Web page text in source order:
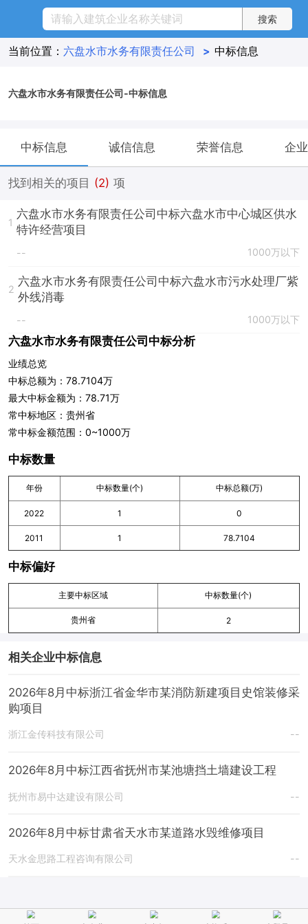
当前位置： 六盘水市水务有限责任公司 > 中标信息
六盘水市水务有限责任公司-中标信息
中标信息 诚信信息 荣誉信息 企
找到相关的项目 (2) 项
1
六盘水市水务有限责任公司中标六盘水市中心城区供水
特许经营项目
-- 1000万以下
2
六盘水市水务有限责任公司中标六盘水市污水处理厂紫
外线消毒
-- 1000万以下
六盘水市水务有限责任公司中标分析
业绩总览
中标总额为：78.7104万
最大中标金额为：78.71万
常中标地区：贵州省
常中标金额范围：0~1000万
中标数量
年份 中标数量(个) 中标总额(万)
2022 1 0
2011 1 78.7104
中标偏好
主要中标区域 中标数量(个)
贵州省 2
相关企业中标信息
2026年8月中标浙江省金华市某消防新建项目史馆装修采
购项目
浙江金传科技有限公司 --
2026年8月中标江西省抚州市某池塘挡土墙建设工程
抚州市易中达建设有限公司 --
2026年8月中标甘肃省天水市某道路水毁维修项目
天水金思路工程咨询有限公司 --